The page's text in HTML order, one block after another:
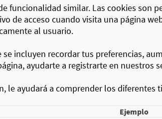
funcionalidad similar. Las cookies son
de acceso cuando visita una página
al usuario.
incluyen recordar tus preferencias,
ayudarte a registrarte en nuestros
le ayudará a comprender los diferentes
Ejemplo